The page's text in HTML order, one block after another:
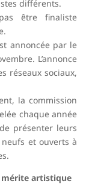
différents.
être finaliste
annoncée par le
L’annonce
réseaux sociaux,
la commission
chaque année
présenter leurs
et ouverts à
artistique